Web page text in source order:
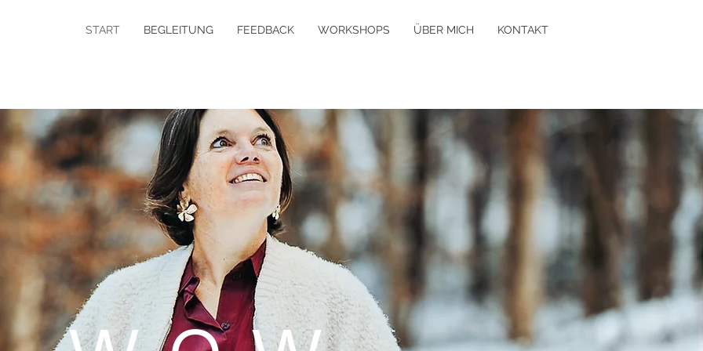
START BEGLEITUNG FEEDBACK WORKSHOPS ÜBER MICH KONTAKT